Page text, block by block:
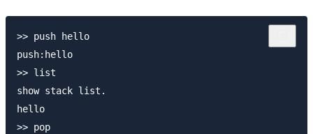
>> push hello
push:hello
>> list
show stack list.
hello
>> pop